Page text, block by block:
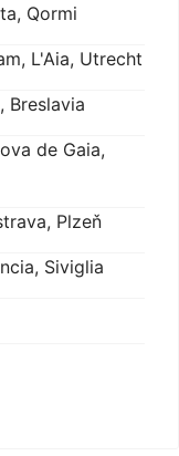
Qormi
L'Aia, Utrecht
Breslavia
de Gaia,
Plzeň
Siviglia